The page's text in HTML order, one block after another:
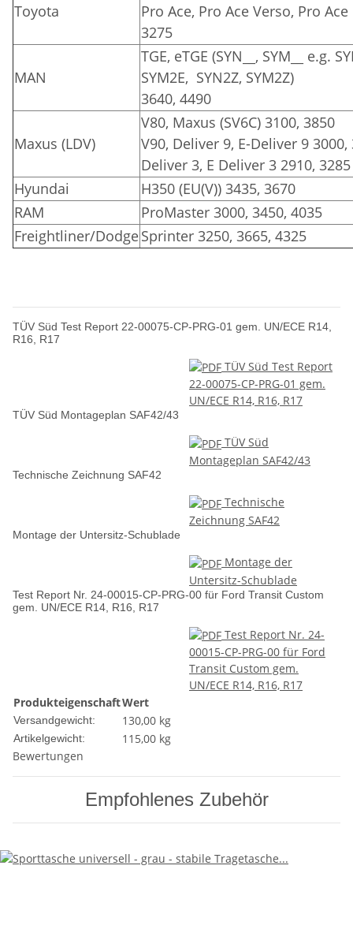
Toyota
Pro Ace, Pro Ace Verso, Pro Ace
3275
MAN
TGE, eTGE (SYN__, SYM__ e.g.
SYM2E, SYN2Z, SYM2Z)
3640, 4490
Maxus (LDV)
V80, Maxus (SV6C) 3100, 3850
V90, Deliver 9, E-Deliver 9 3000,
Deliver 3, E Deliver 3 2910, 3285
Hyundai
H350 (EU(V)) 3435, 3670
RAM
ProMaster 3000, 3450, 4035
Freightliner/DodgeSprinter 3250, 3665, 4325
TÜV Süd Test Report 22-00075-CP-PRG-01 gem. UN/ECE R14,
R16, R17
TÜV Süd Test Report
22-00075-CP-PRG-01 gem.
UN/ECE R14, R16, R17
TÜV Süd Montageplan SAF42/43
TÜV Süd
Montageplan SAF42/43
Technische Zeichnung SAF42
Technische
Zeichnung SAF42
Montage der Untersitz-Schublade
Montage der
Untersitz-Schublade
Test Report Nr. 24-00015-CP-PRG-00 für Ford Transit Custom
gem. UN/ECE R14, R16, R17
Test Report Nr. 24-
00015-CP-PRG-00 für Ford
Transit Custom gem.
UN/ECE R14, R16, R17
ProdukteigenschaftWert
Versandgewicht: 130,00 kg
Artikelgewicht: 115,00 kg
Bewertungen
Empfohlenes Zubehör